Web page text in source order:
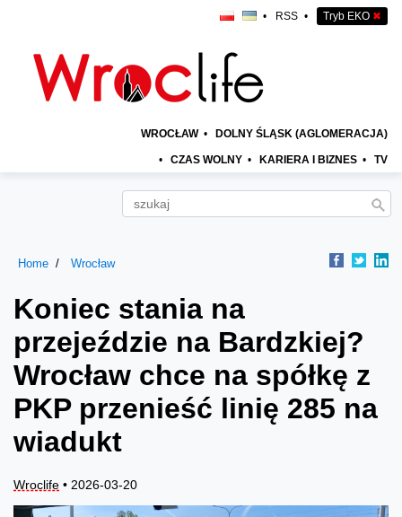
• RSS • Tryb EKO ✖
WROCŁAW • DOLNY ŚLĄSK (AGLOMERACJA)
• CZAS WOLNY • KARIERA I BIZNES • TV
Home Wrocław
Koniec stania na
przejeździe na Bardzkiej?
Wrocław chce na spółkę z
PKP przenieść linię 285 na
wiadukt
Wroclife • 2026-03-20